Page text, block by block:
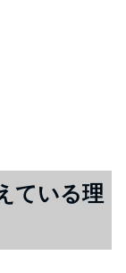
ている理